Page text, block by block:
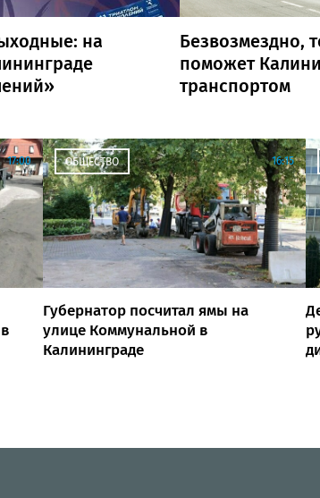
на
Безвозмездно,
поможет
транспортом
17:00 ОБЩЕСТВО 16:15
Губернатор посчитал ямы на
улице Коммунальной в
Калининграде